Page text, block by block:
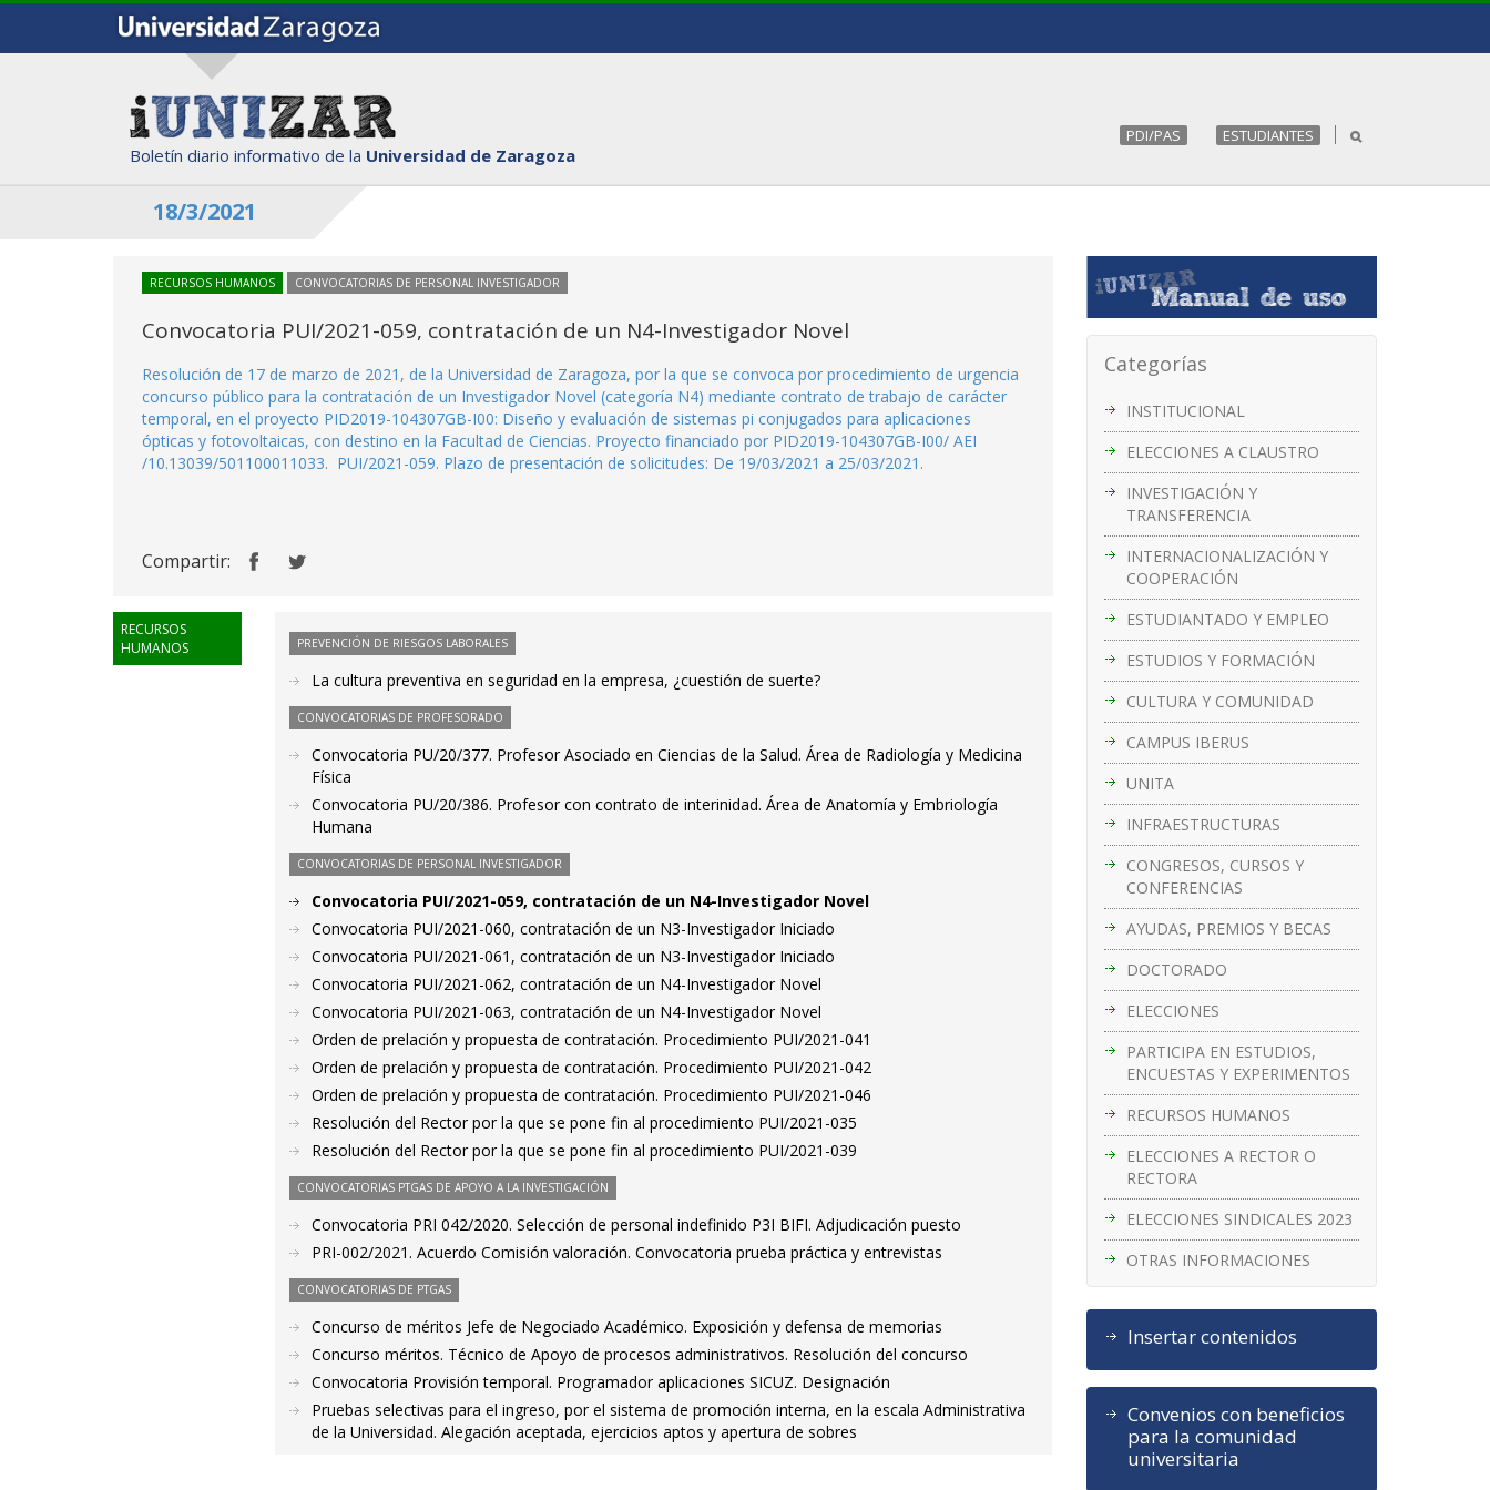
Boletín diario informativo de la Universidad de Zaragoza
PDI/PAS ESTUDIANTES
18/3/2021
Categorías
INSTITUCIONAL
ELECCIONES A CLAUSTRO
INVESTIGACIÓN Y
TRANSFERENCIA
INTERNACIONALIZACIÓN Y
COOPERACIÓN
ESTUDIANTADO Y EMPLEO
ESTUDIOS Y FORMACIÓN
CULTURA Y COMUNIDAD
CAMPUS IBERUS
UNITA
INFRAESTRUCTURAS
CONGRESOS, CURSOS Y
CONFERENCIAS
AYUDAS, PREMIOS Y BECAS
DOCTORADO
ELECCIONES
PARTICIPA EN ESTUDIOS,
ENCUESTAS Y EXPERIMENTOS
RECURSOS HUMANOS
ELECCIONES A RECTOR O
RECTORA
ELECCIONES SINDICALES 2023
OTRAS INFORMACIONES
Insertar contenidos
Convenios con beneficios
para la comunidad
universitaria
RECURSOS HUMANOS CONVOCATORIAS DE PERSONAL INVESTIGADOR
Convocatoria PUI/2021-059, contratación de un N4-Investigador Novel
Resolución de 17 de marzo de 2021, de la Universidad de Zaragoza, por la que se convoca por procedimiento de urgencia
concurso público para la contratación de un Investigador Novel (categoría N4) mediante contrato de trabajo de carácter
temporal, en el proyecto PID2019-104307GB-I00: Diseño y evaluación de sistemas pi conjugados para aplicaciones
ópticas y fotovoltaicas, con destino en la Facultad de Ciencias. Proyecto financiado por PID2019-104307GB-I00/ AEI
/10.13039/501100011033. PUI/2021-059. Plazo de presentación de solicitudes: De 19/03/2021 a 25/03/2021.
Compartir:
RECURSOS
HUMANOS
PREVENCIÓN DE RIESGOS LABORALES
La cultura preventiva en seguridad en la empresa, ¿cuestión de suerte?
CONVOCATORIAS DE PROFESORADO
Convocatoria PU/20/377. Profesor Asociado en Ciencias de la Salud. Área de Radiología y Medicina
Física
Convocatoria PU/20/386. Profesor con contrato de interinidad. Área de Anatomía y Embriología
Humana
CONVOCATORIAS DE PERSONAL INVESTIGADOR
Convocatoria PUI/2021-059, contratación de un N4-Investigador Novel
Convocatoria PUI/2021-060, contratación de un N3-Investigador Iniciado
Convocatoria PUI/2021-061, contratación de un N3-Investigador Iniciado
Convocatoria PUI/2021-062, contratación de un N4-Investigador Novel
Convocatoria PUI/2021-063, contratación de un N4-Investigador Novel
Orden de prelación y propuesta de contratación. Procedimiento PUI/2021-041
Orden de prelación y propuesta de contratación. Procedimiento PUI/2021-042
Orden de prelación y propuesta de contratación. Procedimiento PUI/2021-046
Resolución del Rector por la que se pone fin al procedimiento PUI/2021-035
Resolución del Rector por la que se pone fin al procedimiento PUI/2021-039
CONVOCATORIAS PTGAS DE APOYO A LA INVESTIGACIÓN
Convocatoria PRI 042/2020. Selección de personal indefinido P3I BIFI. Adjudicación puesto
PRI-002/2021. Acuerdo Comisión valoración. Convocatoria prueba práctica y entrevistas
CONVOCATORIAS DE PTGAS
Concurso de méritos Jefe de Negociado Académico. Exposición y defensa de memorias
Concurso méritos. Técnico de Apoyo de procesos administrativos. Resolución del concurso
Convocatoria Provisión temporal. Programador aplicaciones SICUZ. Designación
Pruebas selectivas para el ingreso, por el sistema de promoción interna, en la escala Administrativa
de la Universidad. Alegación aceptada, ejercicios aptos y apertura de sobres